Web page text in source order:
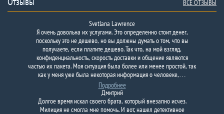
ВСЕ ОТЗЫВЫ
Svetlana Lawrence
Я очень довольна их услугами. Это определенно стоит денег,
поскольку это не дешево, но вы должны думать о том, что вы
получаете, если платите дешево. Так что, на мой взгляд,
конфиденциальность, скорость доставки и общение являются
частью их пакета. Моя ситуация была более или менее простой, так
как у меня уже была некоторая информация о человеке,…
Подробнее
Дмитрий
Долгое время искал своего брата, который внезапно исчез.
Милиция не смогла мне помочь. И вот, нашел детективное